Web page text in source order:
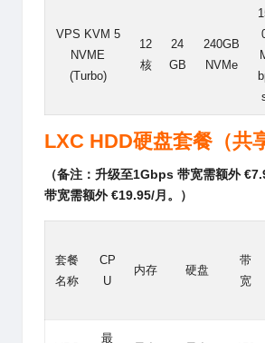
VPS KVM 5
NVME
(Turbo)
12
核
24
GB
240GB
NVMe
LXC HDD硬盘套餐（共
（备注：升级至1Gbps 带宽需额外
带宽需额外 €19.95/月。
）
套餐
名称
CP
U
内存 硬盘
带
宽
最